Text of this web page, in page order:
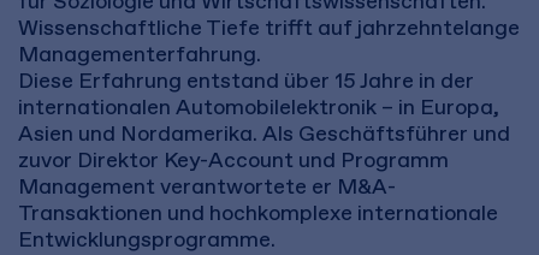
Wissenschaftliche Tiefe trifft auf jahrzehntelange
Managementerfahrung.
Diese Erfahrung entstand über 15 Jahre in der
internationalen Automobilelektronik – in Europa,
Asien und Nordamerika. Als Geschäftsführer und
zuvor Direktor Key-Account und Programm
Management verantwortete er M&A-
Transaktionen und hochkomplexe internationale
Entwicklungsprogramme.